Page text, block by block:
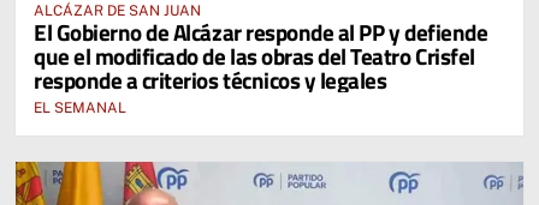
ALCÁZAR DE SAN JUAN
El Gobierno de Alcázar responde al PP y defiende
que el modificado de las obras del Teatro Crisfel
responde a criterios técnicos y legales
EL SEMANAL